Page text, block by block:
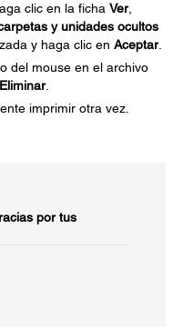
clic en la ficha Ver,
y unidades ocultos
y haga clic en Aceptar.
del mouse en el archivo
Eliminar.
imprimir otra vez.
por tus